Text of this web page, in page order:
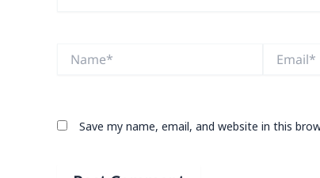
Name* Email*
Save my name, email, and website in this